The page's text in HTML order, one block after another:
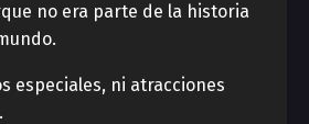
no era parte de la historia
especiales, ni atracciones